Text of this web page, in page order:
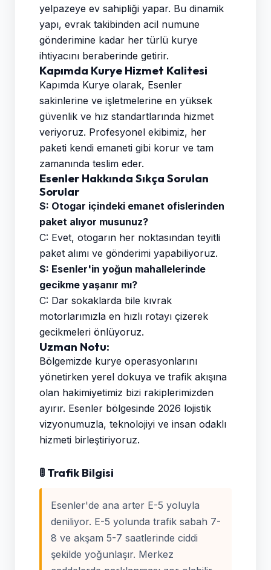
yelpazeye ev sahipliği yapar. Bu dinamik
yapı, evrak takibinden acil numune
gönderimine kadar her türlü kurye
ihtiyacını beraberinde getirir.
Kapımda Kurye Hizmet Kalitesi
Kapımda Kurye olarak, Esenler
sakinlerine ve işletmelerine en yüksek
güvenlik ve hız standartlarında hizmet
veriyoruz. Profesyonel ekibimiz, her
paketi kendi emaneti gibi korur ve tam
zamanında teslim eder.
Esenler Hakkında Sıkça Sorulan
Sorular
S: Otogar içindeki emanet ofislerinden
paket alıyor musunuz?
C: Evet, otogarın her noktasından teyitli
paket alımı ve gönderimi yapabiliyoruz.
S: Esenler'in yoğun mahallelerinde
gecikme yaşanır mı?
C: Dar sokaklarda bile kıvrak
motorlarımızla en hızlı rotayı çizerek
gecikmeleri önlüyoruz.
Uzman Notu:
Bölgemizde kurye operasyonlarını
yönetirken yerel dokuya ve trafik akışına
olan hakimiyetimiz bizi rakiplerimizden
ayırır. Esenler bölgesinde 2026 lojistik
vizyonumuzla, teknolojiyi ve insan odaklı
hizmeti birleştiriyoruz.
🚦 Trafik Bilgisi
Esenler'de ana arter E-5 yoluyla
deniliyor. E-5 yolunda trafik sabah 7-
8 ve akşam 5-7 saatlerinde ciddi
şekilde yoğunlaşır. Merkez